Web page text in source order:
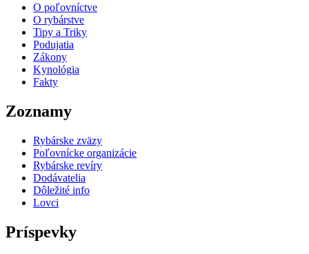
O poľovníctve
O rybárstve
Tipy a Triky
Podujatia
Zákony
Kynológia
Fakty
Zoznamy
Rybárske zväzy
Poľovnícke organizácie
Rybárske revíry
Dodávatelia
Dôležité info
Lovci
Príspevky